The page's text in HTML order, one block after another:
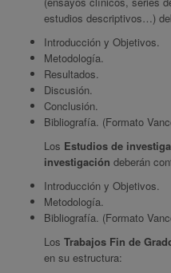
estudios descriptivos…)
Introducción y Objetivos.
Metodología.
Resultados.
Discusión.
Conclusión.
Bibliografía. (Formato
Los Estudios de
investigación deberán
Introducción y Objetivos.
Metodología.
Bibliografía. (Formato
Los Trabajos Fin de
en su estructura: